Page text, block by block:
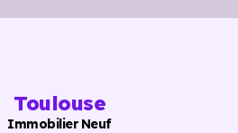
Toulouse
Immobilier Neuf